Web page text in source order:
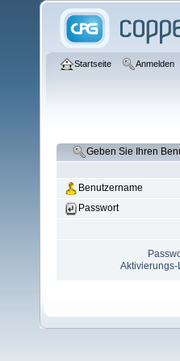
Startseite Anmelden
Geben Sie Ihren
Benutzername
Passwort